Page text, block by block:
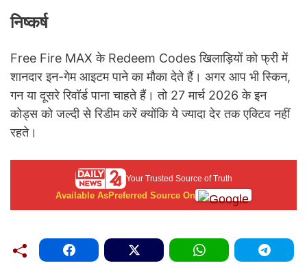
निष्कर्ष
Free Fire MAX के Redeem Codes खिलाड़ियों को फ्री में
शानदार इन-गेम आइटम पाने का मौका देते हैं। अगर आप भी स्किन,
गन या दूसरे रिवॉर्ड पाना चाहते हैं। तो 27 मार्च 2026 के इन
कोड्स को जल्दी से रिडीम करें क्योंकि ये ज्यादा देर तक एक्टिव नहीं
रहते।
Your Trusted Source of Truth
Available AsPreferred Source On